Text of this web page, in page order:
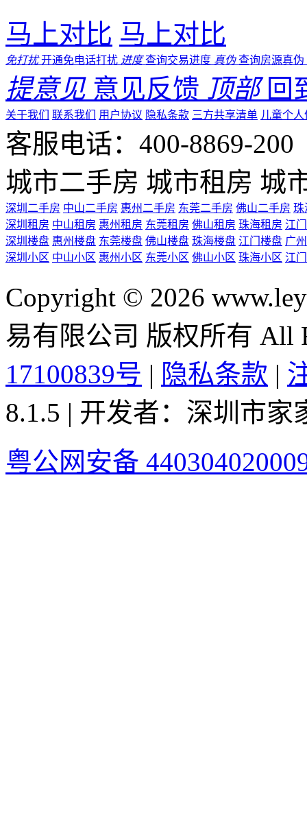
马上对比 马上对比
免打扰 开通免电话打扰 进度 查询交易进度 真伪 查询房源真伪
提意见 意见反馈 顶部 回
关于我们 联系我们 用户协议 隐私条款 三方共享清单 儿童个
客服电话：400-8869-200
城市二手房 城市租房 城
深圳二手房 中山二手房 惠州二手房 东莞二手房 佛山二手房 珠
深圳租房 中山租房 惠州租房 东莞租房 佛山租房 珠海租房 江
深圳楼盘 惠州楼盘 东莞楼盘 佛山楼盘 珠海楼盘 江门楼盘 广
深圳小区 中山小区 惠州小区 东莞小区 佛山小区 珠海小区 江
Copyright © 2026
易有限公司 版权所有 All
17100839号 | 隐私条款 |
8.1.5 | 开发者：深圳市
粤公网安备